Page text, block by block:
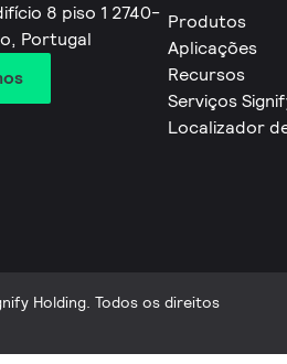
8 piso 1 2740-
Portugal
Produtos
Aplicações
Recursos
Serviços
Localizador
Holding. Todos os direitos